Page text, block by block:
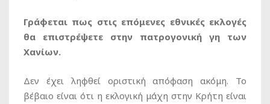
Γράφεται πως στις επόμενες εθνικές εκλογές
θα επιστρέψετε στην πατρογονική γη των
Χανίων.
Δεν έχει ληφθεί οριστική απόφαση ακόμη. Το
βέβαιο είναι ότι η εκλογική μάχη στην Κρήτη είναι